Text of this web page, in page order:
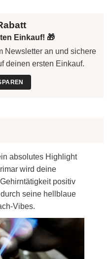
Einkauf! 🎁
Newsletter an und sichere
deinen ersten Einkauf.
absolutes Highlight
wird deine
positiv
seine hellblaue
Vibes.